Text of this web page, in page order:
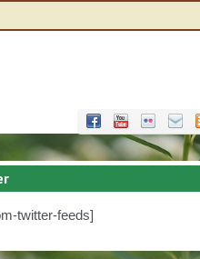
twitter-feeds]